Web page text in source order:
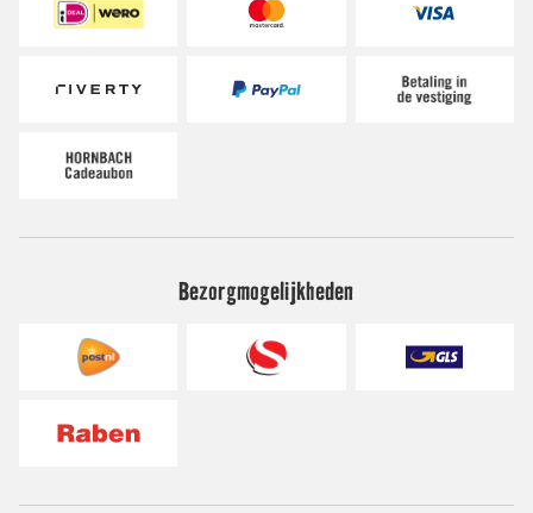
Bezorgmogelijkheden